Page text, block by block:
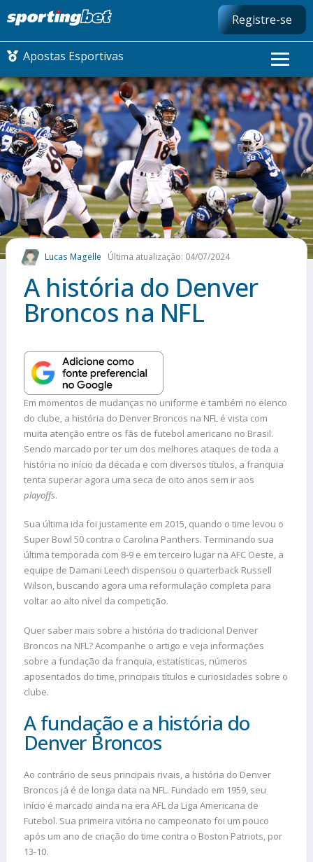
Registre-se
Apostas Esportivas
CONMEBOL LIBERTADORES
FUTEBOL NACIONAL
FUTEBOL INTERNACIONAL
COMO APOSTAR
MAIS ESPORTES
Lucas Magelle Última atualização: 04/07/2024
A história do Denver
Broncos na NFL
Em momentos de mudanças no uniforme e também no elenco
do clube, a história do Denver Broncos na NFL é vista com
muita atenção entre os fãs de futebol americano no Brasil.
Sendo marcado por ter um dos melhores ataques de toda a
história no início da década e com diversos títulos, a franquia
tenta superar agora uma seca de oito anos sem ir aos
playoffs.
Sua última ida foi justamente em 2015, quando o time levou o
Super Bowl 50 contra o Carolina Panthers. Terminando sua
última temporada com 8-9 e em terceiro lugar na AFC Oeste, a
equipe de Damani Leech dispensou o quarterback Russell
Wilson, buscando agora uma reformulação completa para
voltar ao alto nível da competição.
Quer saber mais sobre a história do tradicional Denver
Broncos na NFL? Acompanhe o artigo e veja informações
sobre a fundação da franquia, estatísticas, números
aposentados do time, principais títulos e curiosidades sobre o
clube.
A fundação e a história do
Denver Broncos
Ao contrário de seus principais rivais, a história do Denver
Broncos já é de longa data na NFL. Fundado em 1959, seu
início é marcado ainda na era AFL da Liga Americana de
Futebol. Sua primeira vitória no campeonato foi um pouco
após um ano de criação do time contra o Boston Patriots, por
13-10.